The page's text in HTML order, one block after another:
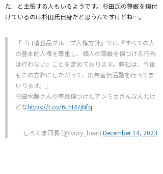
た」と主張する人もいるようです。杉田氏の尊厳を傷付
けているのは杉田氏自身だと思うんですけどね…。
「『日清食品グループ人権方針』では『すべての人
の基本的人権を尊重し、個人の尊厳を傷つける行為
は行わない』ことを定めております。弊社は、今後
もこの方針にしたがって、広告宣伝活動を行ってま
いります。」
杉田水脈さんの尊厳傷つけたアンミカさんなんだけ
どなhttps://t.co/6LhI47jNfq
— しろくま団長 (@lvory_bear) December 14, 2023